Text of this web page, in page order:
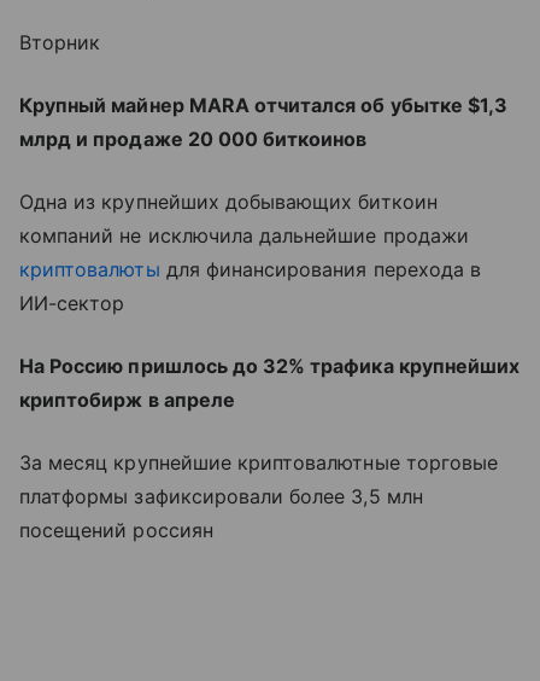
Вторник
Крупный майнер MARA отчитался об убытке $1,3
млрд и продаже 20 000 биткоинов
Одна из крупнейших добывающих биткоин
компаний не исключила дальнейшие продажи
криптовалюты для финансирования перехода в
ИИ-сектор
На Россию пришлось до 32% трафика крупнейших
криптобирж в апреле
За месяц крупнейшие криптовалютные торговые
платформы зафиксировали более 3,5 млн
посещений россиян